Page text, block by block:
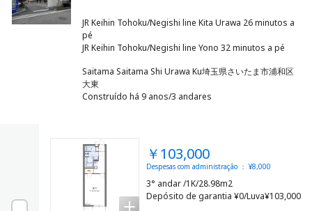
JR Keihin Tohoku/Negishi line Kita Urawa 26 minutos a
pé
Saitama Saitama Shi Urawa Ku埼玉県さいたま市浦和区
大東
Construído há 9 anos/3 andares
￥103,000
Despesas com administração ： ¥8,000
3° andar /1K/28.98m2
Depósito de garantia ¥0/Luva¥103,000